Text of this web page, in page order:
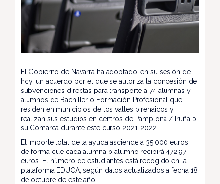
El Gobierno de Navarra ha adoptado, en su sesión de
hoy, un acuerdo por el que se autoriza la concesión de
subvenciones directas para transporte a 74 alumnas y
alumnos de Bachiller o Formación Profesional que
residen en municipios de los valles pirenaicos y
realizan sus estudios en centros de Pamplona / Iruña o
su Comarca durante este curso 2021-2022.
El importe total de la ayuda asciende a 35.000 euros,
de forma que cada alumna o alumno recibirá 472,97
euros. El número de estudiantes está recogido en la
plataforma EDUCA, según datos actualizados a fecha 18
de octubre de este año.